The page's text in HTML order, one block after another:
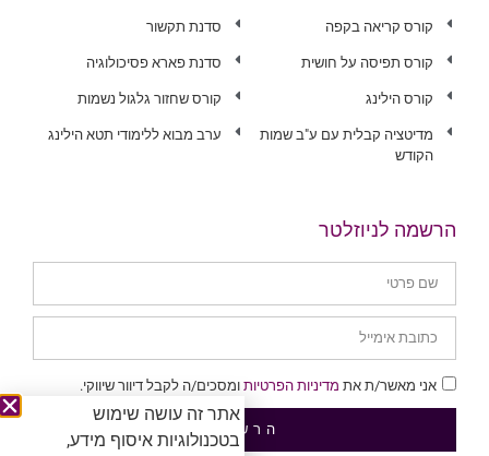
קורס קריאה בקפה
קורס תפיסה על חושית
קורס הילינג
מדיטציה קבלית עם ע"ב שמות
הקודש
סדנת תקשור
סדנת פארא פסיכולוגיה
קורס שחזור גלגול נשמות
ערב מבוא ללימודי תטא הילינג
הרשמה לניוזלטר
אני מאשר/ת את מדיניות הפרטיות ומסכים/ה לקבל דיוור שיווקי.
הרשמה
אתר זה עושה שימוש
בטכנולוגיות איסוף מידע,